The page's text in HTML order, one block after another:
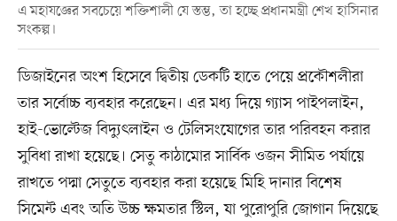
এ মহাযজ্ঞের সবচেয়ে শক্তিশালী যে স্তম্ভ, তা হচ্ছে প্রধানমন্ত্রী শেখ হাসিনার
সংকল্প।
ডিজাইনের অংশ হিসেবে দ্বিতীয় ডেকটি হাতে পেয়ে প্রকৌশলীরা
তার সর্বোচ্চ ব্যবহার করেছেন। এর মধ্য দিয়ে গ্যাস পাইপলাইন,
হাই-ভোল্টেজ বিদ্যুৎলাইন ও টেলিসংযোগের তার পরিবহন করার
সুবিধা রাখা হয়েছে। সেতু কাঠামোর সার্বিক ওজন সীমিত পর্যায়ে
রাখতে পদ্মা সেতুতে ব্যবহার করা হয়েছে মিহি দানার বিশেষ
সিমেন্ট এবং অতি উচ্চ ক্ষমতার স্টিল, যা পুরোপুরি জোগান দিয়েছে